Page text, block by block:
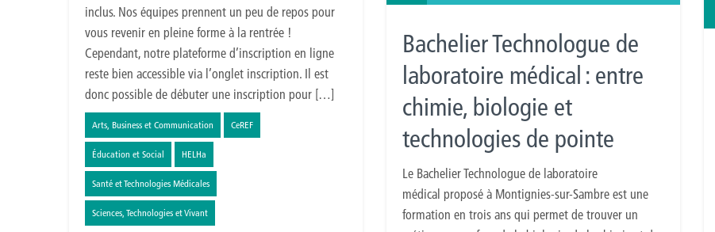
inclus. Nos équipes prennent un peu de repos pour
vous revenir en pleine forme à la rentrée !
Cependant, notre plateforme d’inscription en ligne
reste bien accessible via l’onglet inscription. Il est
donc possible de débuter une inscription pour […]
Arts, Business et Communication CeREF
Éducation et Social HELHa
Santé et Technologies Médicales
Sciences, Technologies et Vivant
Bachelier Technologue de
laboratoire médical : entre
chimie, biologie et
technologies de pointe
Le Bachelier Technologue de laboratoire
médical proposé à Montignies-sur-Sambre est une
formation en trois ans qui permet de trouver un